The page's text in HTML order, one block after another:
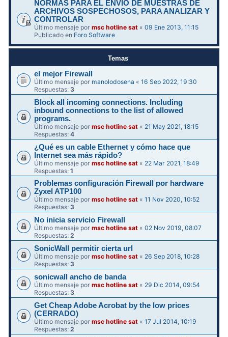
NORMAS PARA EL ENVIO DE MUESTRAS DE
ARCHIVOS SOSPECHOSOS, PARA ANALIZAR Y
CONTROLAR
Último mensaje pormsc hotline sat «09 Ene 2013, 11:15
Publicado en Foro Software
Temas
el mejor Firewall
Último mensaje por manolodosena «16 Sep 2022, 19:30
Respuestas:3
Block all incoming connections. Including
inbound connections to the list of allowed
programs.
Último mensaje pormsc hotline sat « 21 May 2021, 18:15
Respuestas:4
¿Qué es un cable Ethernet y cómo hace que
Internet sea más rápido?
Último mensaje pormsc hotline sat « 22 Mar 2021, 18:49
Respuestas:1
Problemas configuración Firewall por hardware
Zyxel ATP100
Último mensaje pormsc hotline sat «11 Nov 2020, 10:52
Respuestas: 3
No inicia servicio Firewall
Último mensaje pormsc hotline sat «02 Nov 2019, 08:07
Respuestas:2
SonicWall permitir cierta url
Último mensaje pormsc hotline sat « 26 Sep 2018, 10:28
Respuestas: 3
sonicwall ancho de banda
Último mensaje pormsc hotline sat « 29 Dic 2014, 09:54
Respuestas:3
Get Cheap Adobe Acrobat by the low prices
(CERRADO)
Último mensaje pormsc hotline sat «17 Jul 2014, 10:19
Respuestas:2